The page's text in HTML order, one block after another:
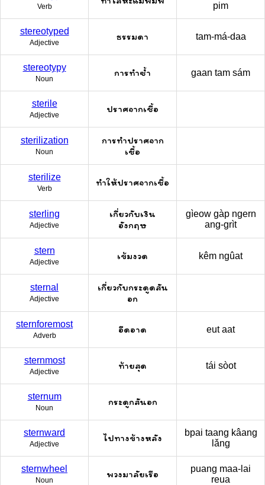
Verb
pim
stereotyped
Adjective
ธรรมดา tam-má-daa
stereotypy
Noun
การทำซ้ำ gaan tam sám
sterile
Adjective
ปราศจากเชื้อ
sterilization
Noun
การทำปราศจาก
เชื้อ
sterilize
Verb
ทำให้ปราศจากเชื้อ
sterling
Adjective
เกี่ยวกับเงิน
อังกฤษ
gìeow gàp ngern
ang-grìt
stern
Adjective
เข้มงวด kêm ngûat
sternal
Adjective
เกี่ยวกับกระดูดสัน
อก
sternforemost
Adverb
อืดอาด eut aat
sternmost
Adjective
ท้ายสุด tái sòot
sternum
Noun
กระดูกสันอก
sternward
Adjective
ไปทางข้างหลัง
bpai taang kâang
lǎng
sternwheel
Noun
พวงมาลัยเรือ
puang maa-lai
reua